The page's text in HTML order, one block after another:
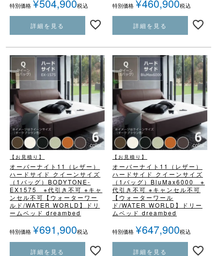
特別価格 ¥504,900税込
詳細を見る
特別価格 ¥460,900税込
詳細を見る
【お見積り】
オーバーナイト11（レザー）
ハードサイド クイーンサイズ
（1バッグ） BODYTONE-
EX1575 ※代引き不可 ※キャ
ンセル不可 【ウォーターワー
ルド/WATER WORLD】
ドリ
ームベッド dreambed
特別価格 ¥691,900税込
詳細を見る
【お見積り】
オーバーナイト11（レザー）
ハードサイド クイーンサイズ
（1バッグ） BluMax6000 ※
代引き不可 ※キャンセル不可
【ウォーターワール
ド/WATER WORLD】
ドリー
ムベッド dreambed
特別価格 ¥647,900税込
詳細を見る